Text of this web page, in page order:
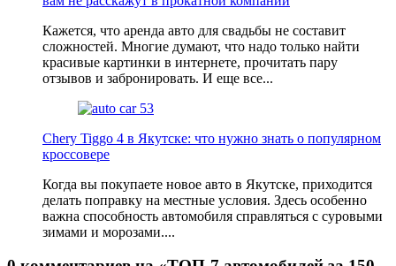
Кажется, что аренда авто для свадьбы не составит
сложностей. Многие думают, что надо только найти
красивые картинки в интернете, прочитать пару
отзывов и забронировать. И еще все...
Chery Tiggo 4 в Якутске: что нужно знать о популярном
кроссовере
Когда вы покупаете новое авто в Якутске, приходится
делать поправку на местные условия. Здесь особенно
важна способность автомобиля справляться с суровыми
зимами и морозами....